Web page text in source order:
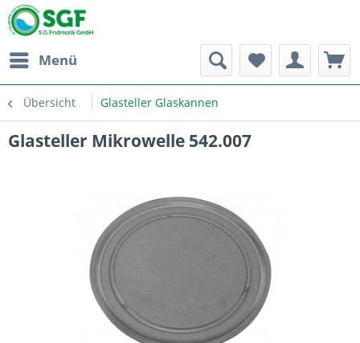
Menü
Übersicht Glasteller Glaskannen
Glasteller Mikrowelle 542.007